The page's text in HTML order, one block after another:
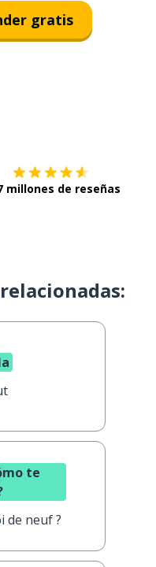
gratis
millones de reseñas
te
de neuf ?